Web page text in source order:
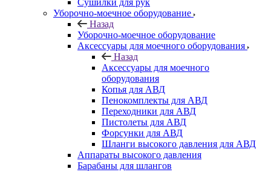
Сушилки для рук
Уборочно-моечное оборудование
Назад
Уборочно-моечное оборудование
Аксессуары для моечного оборудования
Назад
Аксессуары для моечного
оборудования
Копья для АВД
Пенокомплекты для АВД
Переходники для АВД
Пистолеты для АВД
Форсунки для АВД
Шланги высокого давления для АВД
Аппараты высокого давления
Барабаны для шлангов